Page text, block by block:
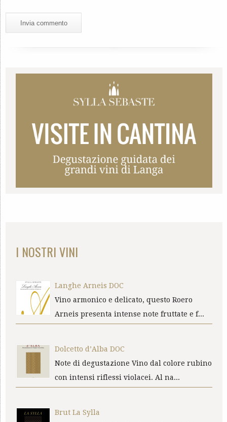
I NOSTRI VINI
Langhe Arneis DOC
Vino armonico e delicato, questo Roero
Arneis presenta intense note fruttate e f...
Dolcetto d’Alba DOC
Note di degustazione Vino dal colore rubino
con intensi riflessi violacei. Al na...
Brut La Sylla